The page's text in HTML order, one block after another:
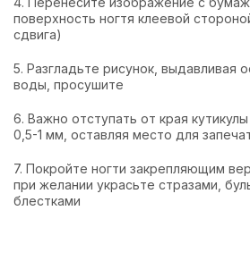
поверхность ногтя клеевой
сдвига)
5. Разгладьте рисунок, выдавливая
воды, просушите
6. Важно отступать от края
0,5-1 мм, оставляя место для
7. Покройте ногти закрепляющим
при желании украсьте стразами,
блестками